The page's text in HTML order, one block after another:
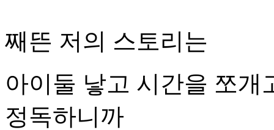
째뜬 저의 스토리는
아이둘 낳고 시간을 쪼개
정독하니까